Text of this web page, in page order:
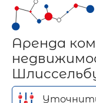
Аренда